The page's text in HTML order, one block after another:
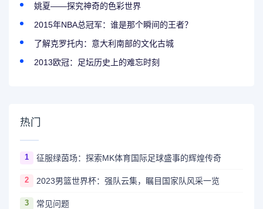
姚夏——探究神奇的色彩世界
2015年NBA总冠军：谁是那个瞬间的王者？
了解克罗托内：意大利南部的文化古城
2013欧冠：足坛历史上的难忘时刻
热门
1 征服绿茵场：探索MK体育国际足球盛事的辉煌传奇
2 2023男篮世界杯：强队云集，瞩目国家队风采一览
3 常见问题